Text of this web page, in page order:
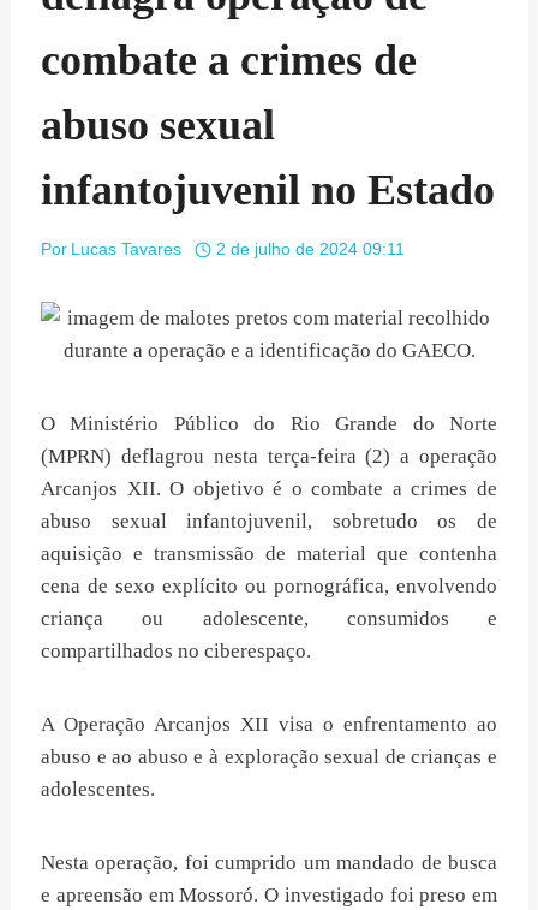
combate a crimes de
abuso sexual
infantojuvenil no Estado
Por Lucas Tavares 2 de julho de 2024 09:11
O Ministério Público do Rio Grande do Norte
(MPRN) deflagrou nesta terça-feira (2) a operação
Arcanjos XII. O objetivo é o combate a crimes de
abuso sexual infantojuvenil, sobretudo os de
aquisição e transmissão de material que contenha
cena de sexo explícito ou pornográfica, envolvendo
criança ou adolescente, consumidos e
compartilhados no ciberespaço.
A Operação Arcanjos XII visa o enfrentamento ao
abuso e ao abuso e à exploração sexual de crianças e
adolescentes.
Nesta operação, foi cumprido um mandado de busca
e apreensão em Mossoró. O investigado foi preso em